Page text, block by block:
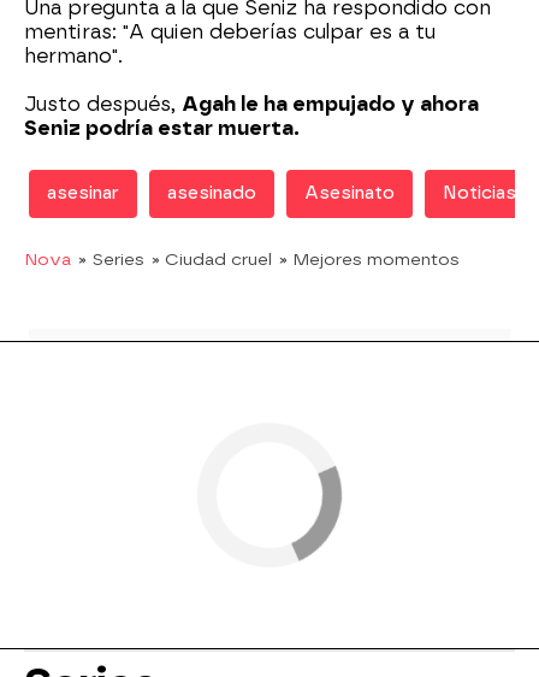
Una pregunta a la que Seniz ha respondido con
mentiras: "A quien deberías culpar es a tu
hermano".
Justo después, Agah le ha empujado y ahora
Seniz podría estar muerta.
asesinar asesinado Asesinato Noticias
Nova » Series » Ciudad cruel » Mejores momentos